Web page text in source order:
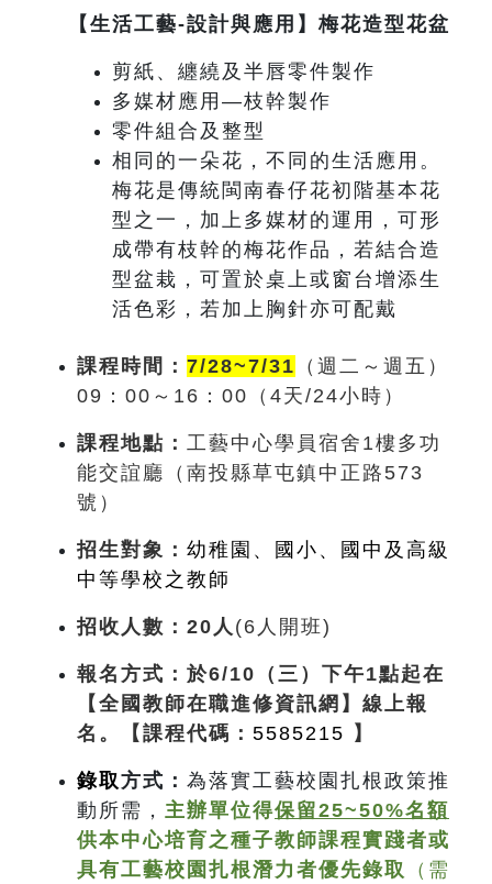
【生活工藝-設計與應用】梅花造型花盆
剪紙、纏繞及半唇零件製作
多媒材應用—枝幹製作
零件組合及整型
相同的一朵花，不同的生活應用。
梅花是傳統閩南春仔花初階基本花
型之一，加上多媒材的運用，可形
成帶有枝幹的梅花作品，若結合造
型盆栽，可置於桌上或窗台增添生
活色彩，若加上胸針亦可配戴
課程時間： 7/28~7/31 （週 二～週五 ）
09 ：00 ～ 16 ：00 （4天/24小時）
課程地點： 工藝中心學員宿舍1樓多功
能交誼廳（南投縣草屯鎮中正路573
號）
招生對象： 幼稚園、國小、國中及高級
中等學校之教師
招收人數：20人 (6人開班)
報名方式 ：於6/10（三）下午1點起在
【全國教師在職進修資訊網】 線上報
名。【課程代碼： 5585215 】
錄取方式 ： 為落實工藝校園扎根政策推
動所需， 主辦單位得保留25~50%名額
供本中心培育之種子教師課程實踐者或
具有工藝校園扎根潛力者優先錄取
（需